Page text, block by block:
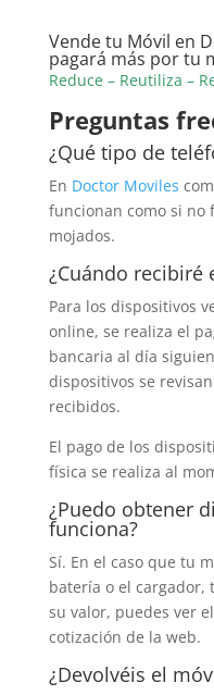
Vende tu Móvil en
pagará más por tu
Reduce – Reutiliza –
Preguntas
¿Qué tipo de
En Doctor Moviles
funcionan como si no
mojados.
¿Cuándo recibiré
Para los dispositivos
online, se realiza el
bancaria al día
dispositivos se
recibidos.
El pago de los
física se realiza al
¿Puedo obtener
funciona?
Sí. En el caso que tu
batería o el cargador,
su valor, puedes ver
cotización de la web.
¿Devolvéis el